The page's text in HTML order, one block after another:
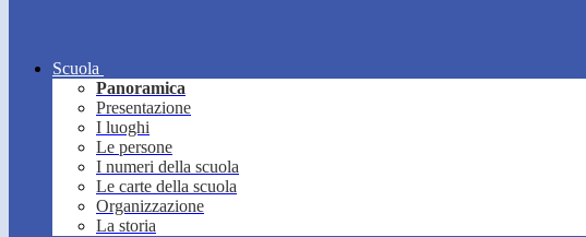
Scuola
Panoramica
Presentazione
I luoghi
Le persone
I numeri della scuola
Le carte della scuola
Organizzazione
La storia